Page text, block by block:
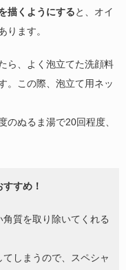
描くようにすると、オイ
ります。
ら、よく泡立てた洗顔料
。この際、泡立て用ネッ
のぬるま湯で20回程度、
すめ！
質を取り除いてくれる
しまうので、スペシャ